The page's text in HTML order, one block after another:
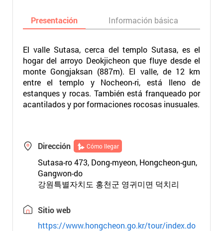
Presentación Información básica
El valle Sutasa, cerca del templo Sutasa, es el
hogar del arroyo Deokjicheon que fluye desde el
monte Gongjaksan (887m). El valle, de 12 km
entre el templo y Nocheon-ri, está lleno de
estanques y rocas. También está franqueado por
acantilados y por formaciones rocosas inusuales.
Dirección Cómo llegar
Sutasa-ro 473, Dong-myeon, Hongcheon-gun,
Gangwon-do
강원특별자치도 홍천군 영귀미면 덕치리
Sitio web
https://www.hongcheon.go.kr/tour/index.do